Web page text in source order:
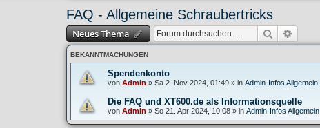
FAQ - Allgemeine Schraubertricks
Neues Thema Suche
BEKANNTMACHUNGEN
Spendenkonto
von Admin » Sa 2. Nov 2024, 01:49 » in Admin-Infos Allgemein
Die FAQ und XT600.de als Informationsquelle
von Admin » So 21. Apr 2024, 10:08 » in Admin-Infos Allgemein